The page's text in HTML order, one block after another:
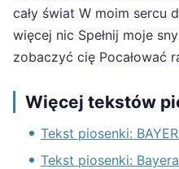
cały świat W moim sercu
więcej nic Spełnij moje
zobaczyć cię Pocałować
Więcej tekstów
Tekst piosenki:
Tekst piosenki: